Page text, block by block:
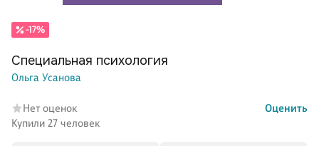
-17%
Специальная психология
Ольга Усанова
Нет оценок
Оценить
Купили 27 человек